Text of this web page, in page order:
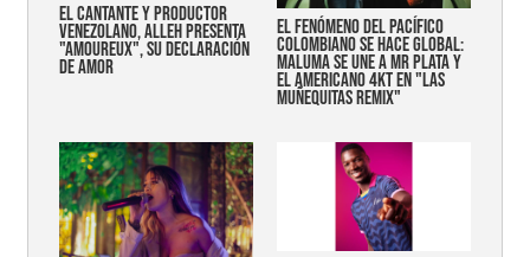
EL CANTANTE Y PRODUCTOR
VENEZOLANO, ALLEH PRESENTA
"AMOUREUX", SU DECLARACIÓN
DE AMOR
EL FENÓMENO DEL PACÍFICO
COLOMBIANO SE HACE GLOBAL:
MALUMA SE UNE A MR PLATA Y
EL AMERICANO 4KT EN "LAS
MUÑEQUITAS REMIX"